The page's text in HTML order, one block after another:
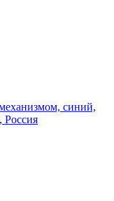
синий,